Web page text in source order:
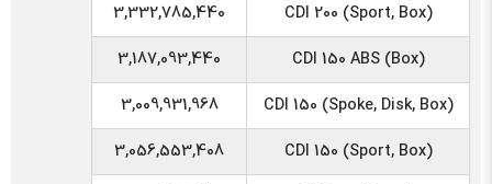
CDI 200 (Sport, Box)
3,332,785,440
CDI 150 ABS (Box)
3,187,093,440
CDI 150 (Spoke, Disk, Box)
3,009,931,968
CDI 150 (Sport, Box)
3,056,553,408